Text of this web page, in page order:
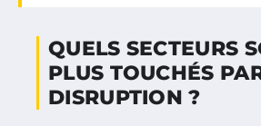
QUELS SECTEURS
PLUS TOUCHÉS
DISRUPTION ?